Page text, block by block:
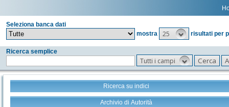
Seleziona banca dati
mostra
25 risultati per
Ricerca semplice
Tutti i campi
Ricerca su indici
Archivio di Autorità